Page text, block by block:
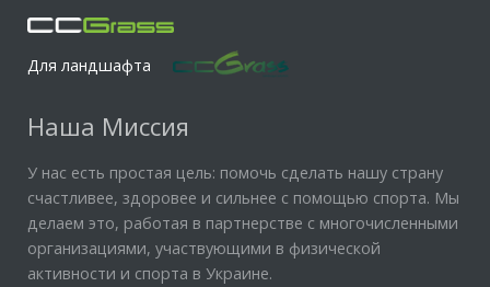
Для ландшафта
Наша Миссия
У нас есть простая цель: помочь сделать нашу страну
счастливее, здоровее и сильнее с помощью спорта. Мы
делаем это, работая в партнерстве с многочисленными
организациями, участвующими в физической
активности и спорта в Украине.